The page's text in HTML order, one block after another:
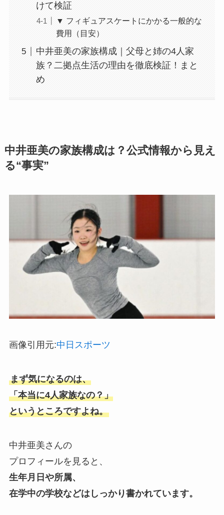
けて検証
▼ フィギュアスケートにかかる一般的な
費用（目安）
中井亜美の家族構成｜父母と姉の4人家
族？二拠点生活の理由を徹底検証！まと
め
中井亜美の家族構成は？公式情報から見え
る“事実”
画像引用元:中日スポーツ
まず気になるのは、
「本当に4人家族なの？」
というところですよね。
中井亜美さんの
プロフィールを見ると、
生年月日や所属、
在学中の学校などはしっかり書かれています。